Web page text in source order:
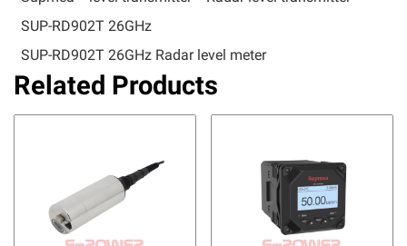
SUP-RD902T 26GHz
SUP-RD902T 26GHz Radar level meter
Related Products